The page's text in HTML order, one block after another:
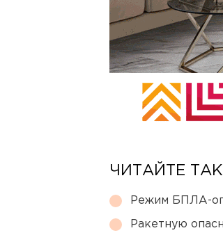
ЧИТАЙТЕ
Режим БПЛА-
Ракетную